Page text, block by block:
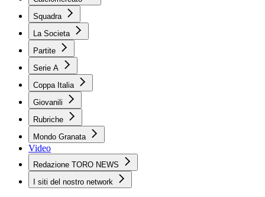
Squadra
La Societa
Partite
Serie A
Coppa Italia
Giovanili
Rubriche
Mondo Granata
Video
Redazione TORO NEWS
I siti del nostro network